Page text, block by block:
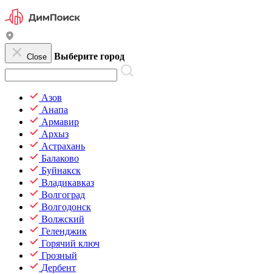
Close Выберите город
Азов
Анапа
Армавир
Архыз
Астрахань
Балаково
Буйнакск
Владикавказ
Волгоград
Волгодонск
Волжский
Геленджик
Горячий ключ
Грозный
Дербент